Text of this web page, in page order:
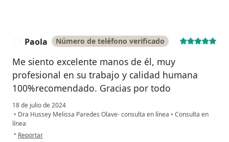
Paola Número de teléfono verificado
Me siento excelente manos de él, muy
profesional en su trabajo y calidad humana
100%recomendado. Gracias por todo
18 de julio de 2024
• Dra Hussey Melissa Paredes Olave- consulta en línea • Consulta en
línea
• en opinión del usuario Paola
Reportar